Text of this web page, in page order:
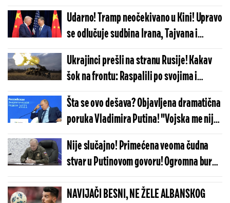
Udarno! Tramp neočekivano u Kini! Upravo
se odlučuje sudbina Irana, Tajvana i
Rusije
Ukrajinci prešli na stranu Rusije! Kakav
šok na frontu: Raspalili po svojima i
poslali zastrašujuću poruku -
"Obračunaćemo se..."
Šta se ovo dešava? Objavljena dramatična
poruka Vladimira Putina! "Vojska me nije
obavestila..."
Nije slučajno! Primećena veoma čudna
stvar u Putinovom govoru! Ogromna bura
u svetskoj javnosti, sa namerom je ovo
uradio...
NAVIJAČI BESNI, NE ŽELE ALBANSKOG